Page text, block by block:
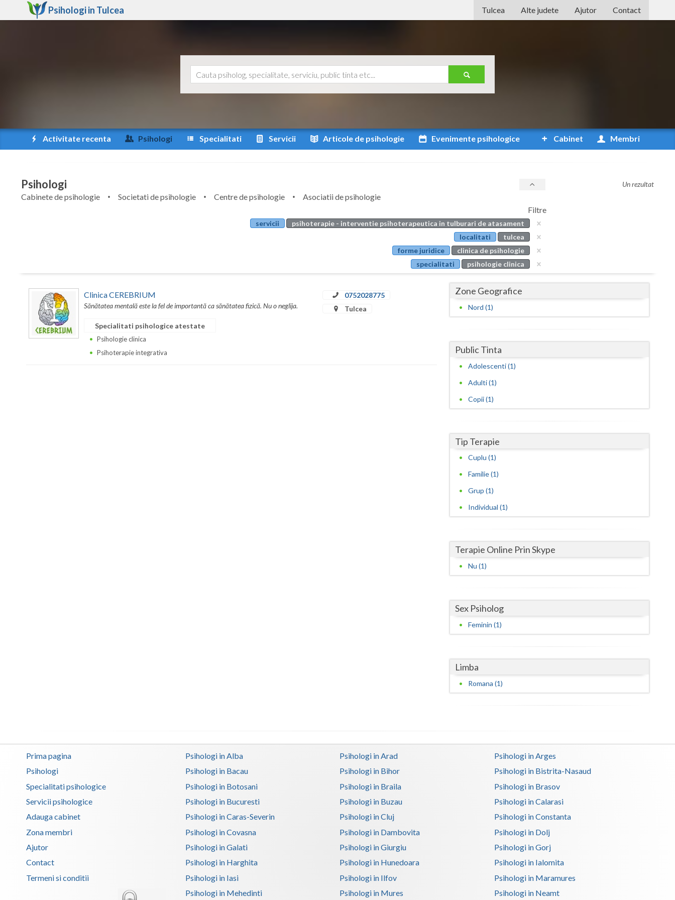
Psihologi in Tulcea Tulcea Alte judete
Bistrita-Nasaud
Botosani
Bucuresti
Buzau
Calarasi
Caras-Severin
Giurgiu
Gorj
Harghita
Maramures
Olt
Satu-Mare
Teleorman
Timis
Tulcea
Valcea
Vaslui
Vrancea
Ajutor Contact
Activitate recenta Psihologi Specialitati Servicii Articole de psihologie Evenimente psihologice Cabinet Membri
Psihologi
Cabinete de psihologie Societati de psihologie Centre de psihologie
Asociatii de psihologie
Filtre
servicii
psihoterapie - interventie psihoterapeutica in tulburari de atasament
localitati
tulcea
forme juridice
clinica de psihologie
specialitati
psihologie clinica
Un rezultat
Clinica CEREBRIUM
Sănătatea mentală este la fel de importantă ca sănătatea fizică. Nu o neglija.
0752028775
Tulcea
Specialitati psihologice atestate
Psihologie clinica
Psihoterapie integrativa
Zone Geografice
Nord (1)
Public Tinta
Adolescenti (1)
Adulti (1)
Copii (1)
Tip Terapie
Cuplu (1)
Familie (1)
Grup (1)
Individual (1)
Terapie Online Prin Skype
Nu (1)
Sex Psiholog
Feminin (1)
Limba
Romana (1)
Prima pagina
Psihologi
Specialitati psihologice
Servicii psihologice
Adauga cabinet
Zona membri
Ajutor
Contact
Termeni si conditii
Psihologi in Alba Psihologi in Arad
Psihologi in Arges
Psihologi in Bacau
Psihologi in Bihor
Psihologi in Bistrita-Nasaud
Psihologi in Botosani
Psihologi in Braila
Psihologi in Brasov
Psihologi in Bucuresti
Psihologi in Buzau
Psihologi in Calarasi
Psihologi in Caras-Severin
Psihologi in Cluj
Psihologi in Constanta
Psihologi in Covasna
Psihologi in Dambovita
Psihologi in Dolj
Psihologi in Galati
Psihologi in Giurgiu
Psihologi in Gorj
Psihologi in Harghita
Psihologi in Hunedoara
Psihologi in Ialomita
Psihologi in Iasi
Psihologi in Ilfov
Psihologi in Maramures
Psihologi in Mehedinti
Psihologi in Mures Psihologi in Neamt